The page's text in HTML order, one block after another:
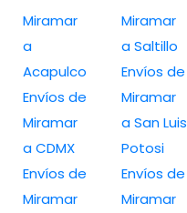
Miramar
a
Acapulco
Envíos de
Miramar
a CDMX
Envíos de
Miramar
Miramar
a Saltillo
Envíos de
Miramar
a San Luis
Potosi
Envíos de
Miramar